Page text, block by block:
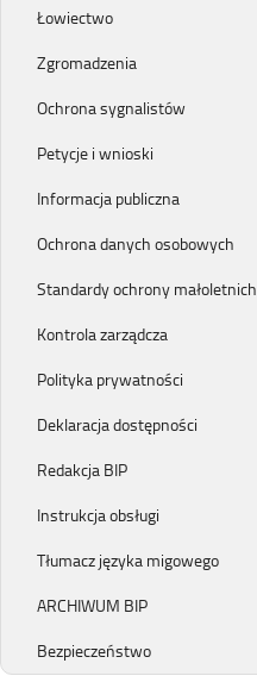
Łowiectwo
Zgromadzenia
Ochrona sygnalistów
Petycje i wnioski
Informacja publiczna
Ochrona danych osobowych
Standardy ochrony małoletnich
Kontrola zarządcza
Polityka prywatności
Deklaracja dostępności
Redakcja BIP
Instrukcja obsługi
Tłumacz języka migowego
ARCHIWUM BIP
Bezpieczeństwo